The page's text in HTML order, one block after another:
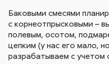
Баковыми смесями
с корнеотпрысковыми –
полевым, осотом,
цепким (у нас его мало,
разрабатываем с учетом